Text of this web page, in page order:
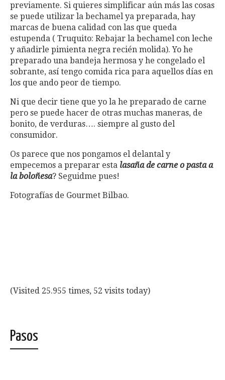
previamente. Si quieres simplificar aún más las cosas
se puede utilizar la bechamel ya preparada, hay
marcas de buena calidad con las que queda
estupenda ( Truquito: Rebajar la bechamel con leche
y añadirle pimienta negra recién molida). Yo he
preparado una bandeja hermosa y he congelado el
sobrante, así tengo comida rica para aquellos días en
los que ando peor de tiempo.
Ni que decir tiene que yo la he preparado de carne
pero se puede hacer de otras muchas maneras, de
bonito, de verduras…. siempre al gusto del
consumidor.
Os parece que nos pongamos el delantal y
empecemos a preparar esta lasaña de carne o pasta a
la boloñesa? Seguidme pues!
Fotografías de Gourmet Bilbao.
(Visited 25.955 times, 52 visits today)
Pasos